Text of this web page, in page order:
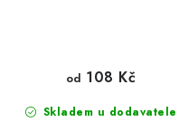
Skladem u dodavatele
od 108 Kč